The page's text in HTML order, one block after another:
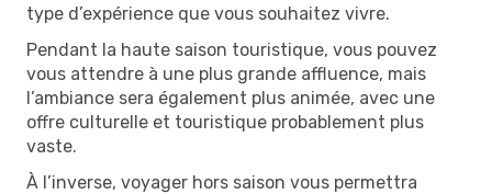
type d’expérience que vous souhaitez vivre.
Pendant la haute saison touristique, vous pouvez
vous attendre à une plus grande affluence, mais
l’ambiance sera également plus animée, avec une
offre culturelle et touristique probablement plus
vaste.
À l’inverse, voyager hors saison vous permettra